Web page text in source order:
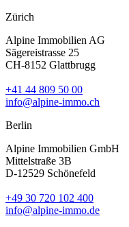
Zürich
Alpine Immobilien AG
Sägereistrasse 25
CH-8152 Glattbrugg
+41 44 809 50 00
info@alpine-immo.ch
Berlin
Alpine Immobilien GmbH
Mittelstraße 3B
D-12529 Schönefeld
+49 30 720 102 400
info@alpine-immo.de